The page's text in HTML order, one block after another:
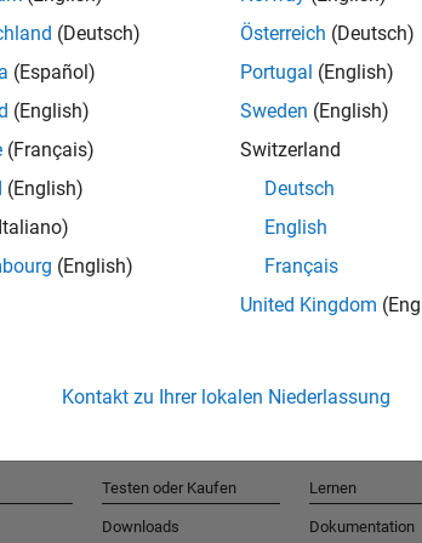
(Deutsch)
(Español)
(English)
(Français)
(English)
(English)
Österreich (Deutsch)
Portugal (English)
Sweden (English)
Switzerland
Deutsch
English
Français
United Kingdom
Kontakt zu Ihrer lokalen Niederlassung
Testen oder Kaufen
Downloads
Lernen
Dokumentation